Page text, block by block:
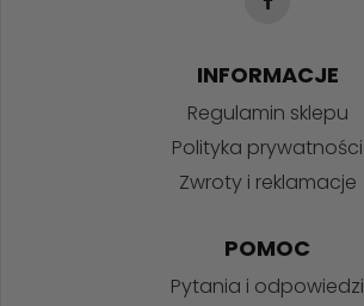
INFORMACJE
Regulamin sklepu
Polityka prywatności
Zwroty i reklamacje
POMOC
Pytania i odpowiedzi